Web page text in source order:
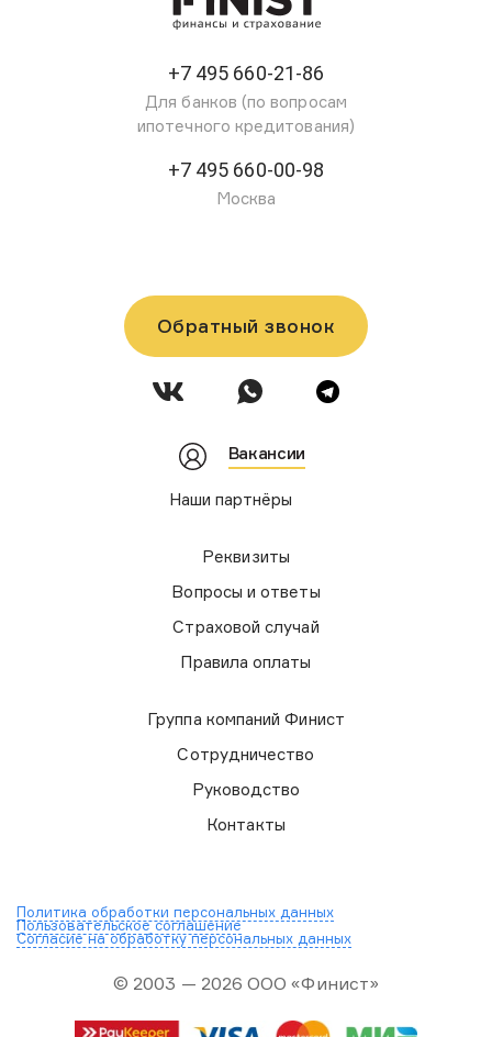
Вакансии
Наши партнёры
Реквизиты
Вопросы и ответы
Страховой случай
Правила оплаты
Группа компаний Финист
Сотрудничество
Руководство
Контакты
+7 495 660-21-86
Для банков (по вопросам
ипотечного кредитования)
+7 495 660-00-98
Москва
Обратный звонок
Политика обработки персональных данных
Пользовательское соглашение
Согласие на обработку персональных данных
© 2003 — 2026 ООО «Финист»